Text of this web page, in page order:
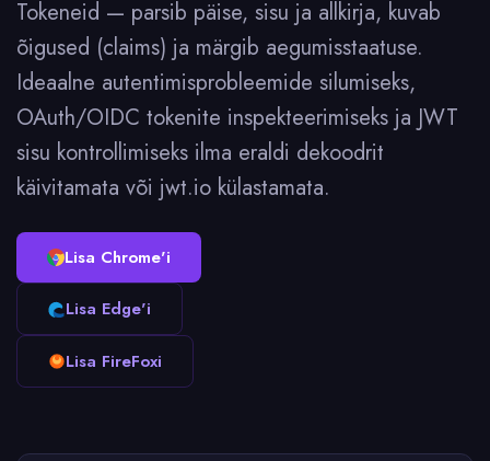
Tokeneid — parsib päise, sisu ja allkirja, kuvab
õigused (claims) ja märgib aegumisstaatuse.
Ideaalne autentimisprobleemide silumiseks,
OAuth/OIDC tokenite inspekteerimiseks ja JWT
sisu kontrollimiseks ilma eraldi dekoodrit
käivitamata või jwt.io külastamata.
Lisa Chrome'i
Lisa Edge'i
Lisa FireFoxi